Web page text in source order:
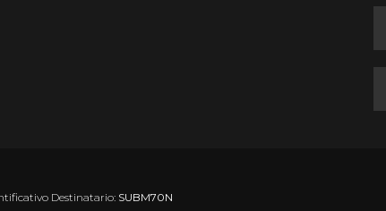
Destinatario: SUBM70N